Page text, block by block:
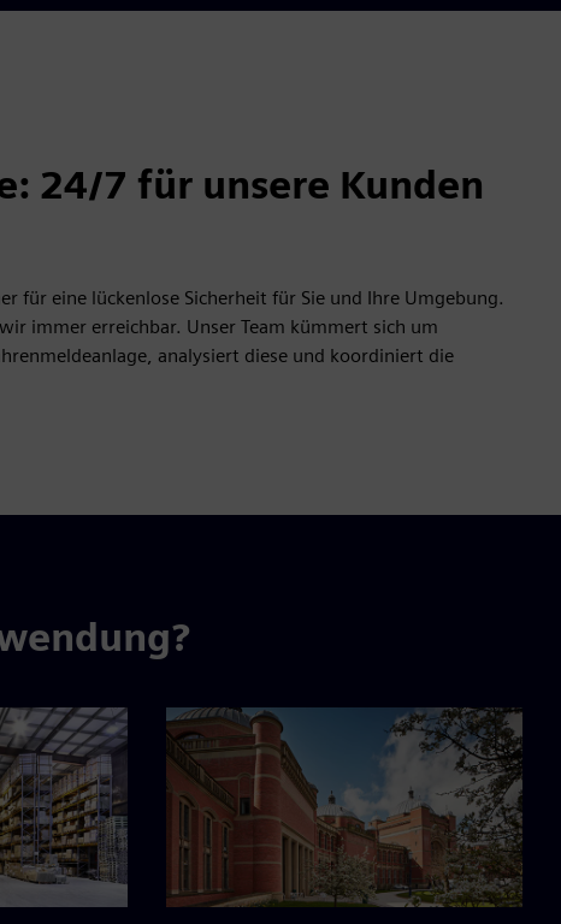
24/7 für unsere Kunden
für eine lückenlose Sicherheit für Sie und Ihre Umgebung.
immer erreichbar. Unser Team kümmert sich um
analysiert diese und koordiniert die